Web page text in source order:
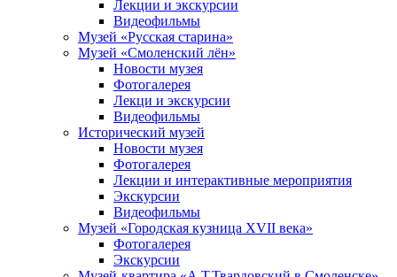
Лекции и экскурсии
Видеофильмы
Музей «Русская старина»
Музей «Смоленский лён»
Новости музея
Фотогалерея
Лекци и экскурсии
Видеофильмы
Исторический музей
Новости музея
Фотогалерея
Лекции и интерактивные мероприятия
Экскурсии
Видеофильмы
Музей «Городская кузница XVII века»
Фотогалерея
Экскурсии